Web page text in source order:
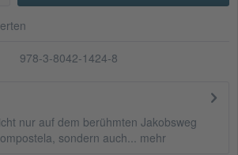
978-3-8042-1424-8
nur auf dem berühmten Jakobsweg
sondern auch... mehr